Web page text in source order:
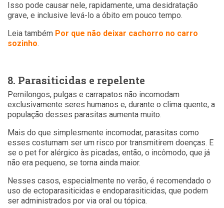
Isso pode causar nele, rapidamente, uma desidratação
grave, e inclusive levá-lo a óbito em pouco tempo.
Leia também Por que não deixar cachorro no carro
sozinho.
8. Parasiticidas e repelente
Pernilongos, pulgas e carrapatos não incomodam
exclusivamente seres humanos e, durante o clima quente, a
população desses parasitas aumenta muito.
Mais do que simplesmente incomodar, parasitas como
esses costumam ser um risco por transmitirem doenças. E
se o pet for alérgico às picadas, então, o incômodo, que já
não era pequeno, se torna ainda maior.
Nesses casos, especialmente no verão, é recomendado o
uso de ectoparasiticidas e endoparasiticidas, que podem
ser administrados por via oral ou tópica.